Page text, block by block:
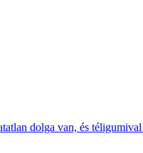
dolga van, és